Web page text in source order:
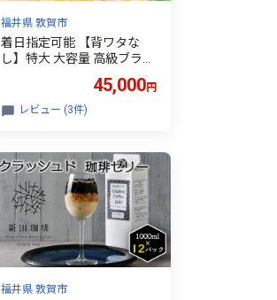
福井県 敦賀市
着日指定可能 【背ワタな
し】特大 大容量 高級ブラッ
び）約1kg (解凍時800g前
後) / 約40〜70尾 × 3セット
気 冷凍 使いやすい 時短 便
利 ランキング 感謝祭】[024
-a042_A20]
45,000円
レビュー (3件)
福井県 敦賀市